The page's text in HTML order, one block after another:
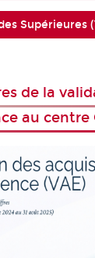
Supérieures
de la
au centre